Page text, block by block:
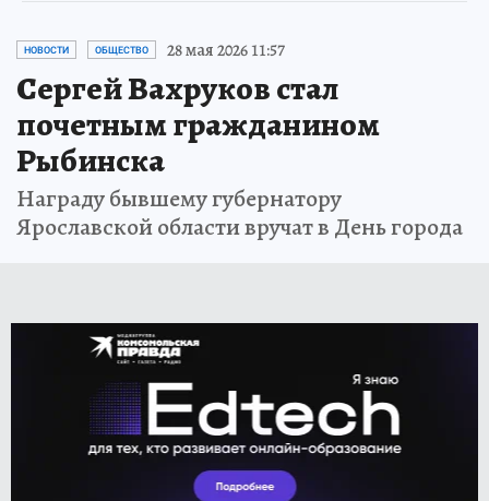
НОВОСТИ ОБЩЕСТВО 28 мая 2026 11:57
Сергей Вахруков стал
почетным гражданином
Рыбинска
Награду бывшему губернатору
Ярославской области вручат в День города